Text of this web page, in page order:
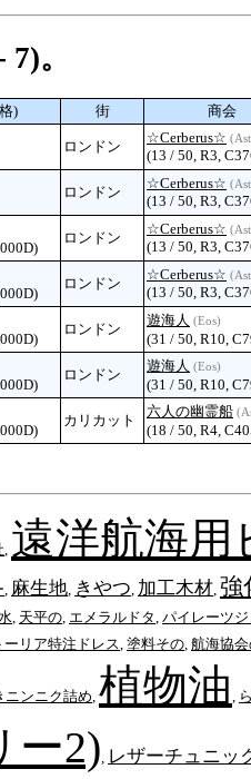
。
) 街
商会
ロンドン
☆Cerberus☆
(13 / 50, R3,
ロンドン
☆Cerberus☆
(13 / 50, R3,
ロンドン
☆Cerberus☆
(13 / 50, R3,
ロンドン
☆Cerberus☆
(13 / 50, R3,
ロンドン
遊海人 (Eos)
(31 / 50, R10,
ロンドン
遊海人 (Eos)
(31 / 50, R10,
カリカット
六人の幽霊船
(18 / 50, R4,
遠洋航海用
麻生地 きやつ 加工木材 強
天平の エメラルドタ パイレーツ
ーリア特注ドレス 塗料その 航海協
ニンニク詰め 植物油
ー2) レザーチュニッ